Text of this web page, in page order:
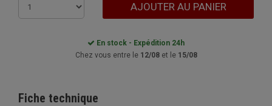
AJOUTER AU PANIER
En stock - Expédition 24h
Chez vous entre le 12/08et le 15/08
Fiche technique